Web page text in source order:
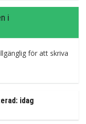
i
för att skriva
idag